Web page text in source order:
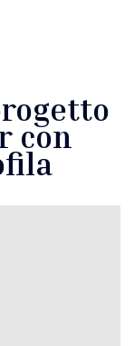
con